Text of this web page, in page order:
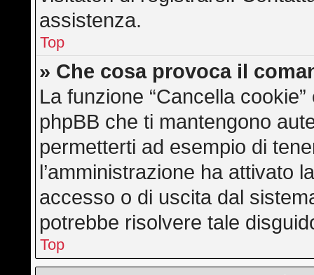
assistenza.
Top
» Che cosa provoca il
La funzione “Cancella
phpBB che ti mantengono
permetterti ad esempio di
l’amministrazione ha attivato
accesso o di uscita dal
potrebbe risolvere tale
Top